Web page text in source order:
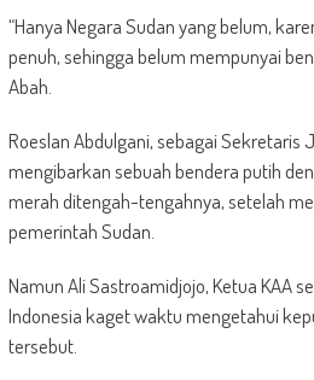
“Hanya Negara Sudan yang belum,
penuh, sehingga belum mempunyai
Abah.
Roeslan Abdulgani, sebagai Sekretaris
mengibarkan sebuah bendera putih
merah ditengah-tengahnya, setelah
pemerintah Sudan.
Namun Ali Sastroamidjojo, Ketua KAA
Indonesia kaget waktu mengetahui
tersebut.